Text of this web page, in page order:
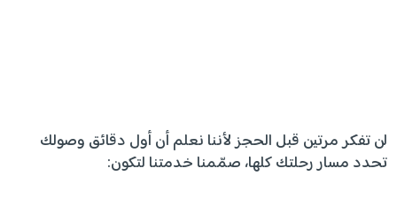
لن تفكر مرتين قبل الحجز لأننا نعلم أن أول دقائق وصولك
تحدد مسار رحلتك كلها، صمّمنا خدمتنا لتكون: